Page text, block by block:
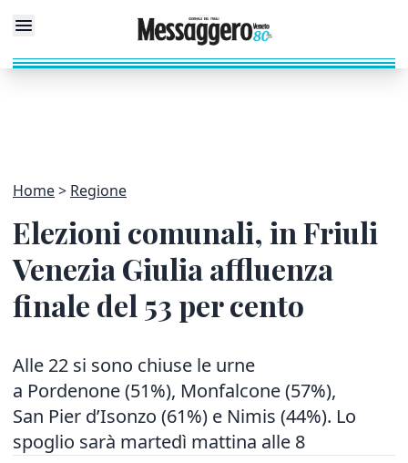
Home Regione
Elezioni comunali, in Friuli
Venezia Giulia affluenza
finale del 53 per cento
Alle 22 si sono chiuse le urne
a Pordenone (51%), Monfalcone (57%),
San Pier d’Isonzo (61%) e Nimis (44%). Lo
spoglio sarà martedì mattina alle 8